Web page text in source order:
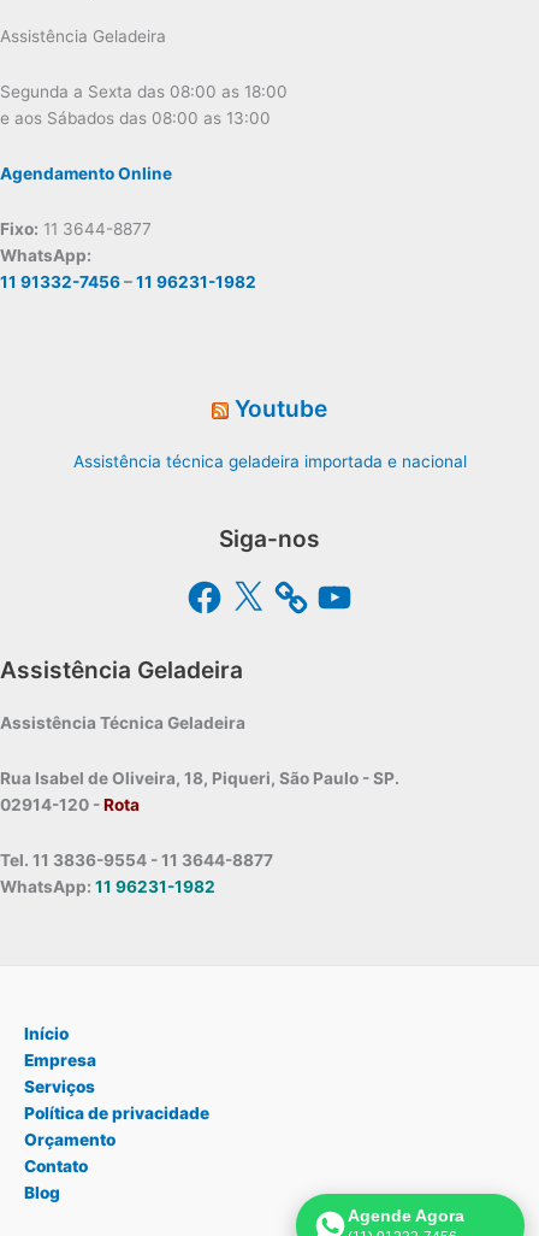
Assistência Geladeira
Segunda a Sexta das 08:00 as 18:00
e aos Sábados das 08:00 as 13:00
Agendamento Online
Fixo: 11 3644-8877
WhatsApp:
11 91332-7456–11 96231-1982
Youtube
Assistência técnica geladeira importada e nacional
Siga-nos
Facebook
X YouTube
Assistência Geladeira
Assistência Técnica Geladeira
Rua Isabel de Oliveira, 18, Piqueri, São Paulo - SP.
02914-120 -Rota
Tel. 11 3836-9554 - 11 3644-8877
WhatsApp: 11 96231-1982
Início
Empresa
Serviços
Política de privacidade
Orçamento
Contato
Blog
Agende Agora